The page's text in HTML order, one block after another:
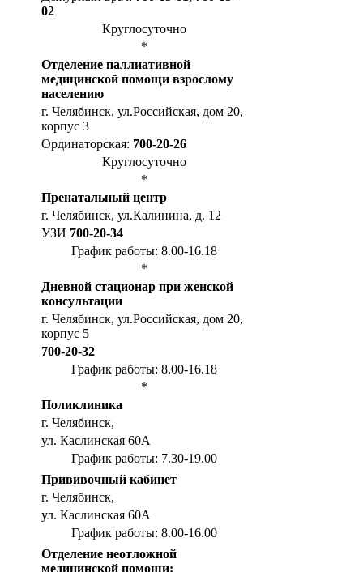
02
Круглосуточно
*
Отделение паллиативной
медицинской помощи взрослому
населению
г. Челябинск, ул.Российская, дом 20,
корпус 3
Ординаторская: 700-20-26
Круглосуточно
*
Пренатальный центр
г. Челябинск, ул.Калинина, д. 12
УЗИ 700-20-34
График работы: 8.00-16.18
*
Дневной стационар при женской
консультации
г. Челябинск, ул.Российская, дом 20,
корпус 5
700-20-32
График работы: 8.00-16.18
*
Поликлиника
г. Челябинск,
ул. Каслинская 60А
График работы: 7.30-19.00
Прививочный кабинет
г. Челябинск,
ул. Каслинская 60А
График работы: 8.00-16.00
Отделение неотложной
медицинской помощи: